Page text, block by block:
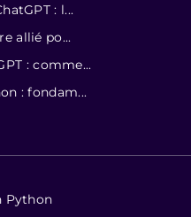
: l...
allié po...
: comme...
: fondam...
Python